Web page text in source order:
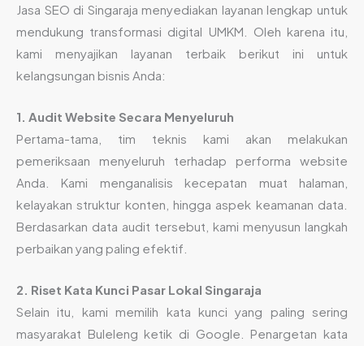
Jasa SEO di Singaraja menyediakan layanan lengkap untuk
mendukung transformasi digital UMKM. Oleh karena itu,
kami menyajikan layanan terbaik berikut ini untuk
kelangsungan bisnis Anda:
1. Audit Website Secara Menyeluruh
Pertama-tama, tim teknis kami akan melakukan
pemeriksaan menyeluruh terhadap performa website
Anda. Kami menganalisis kecepatan muat halaman,
kelayakan struktur konten, hingga aspek keamanan data.
Berdasarkan data audit tersebut, kami menyusun langkah
perbaikan yang paling efektif.
2. Riset Kata Kunci Pasar Lokal Singaraja
Selain itu, kami memilih kata kunci yang paling sering
masyarakat Buleleng ketik di Google. Penargetan kata